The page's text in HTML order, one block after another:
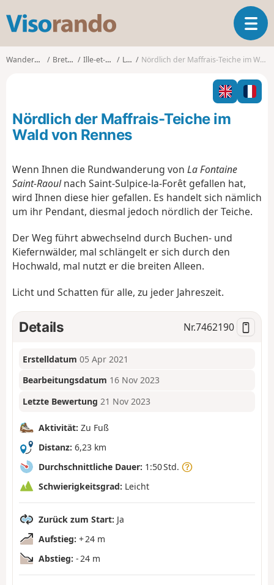
s
o
o
T
o
g
l
n
i
Wanderungen Bretagne Ille-et-Vilaine Liffré Nördlich der Maffrais-Teiche im Wald von Rennes
Nördlich der Maffrais-Teiche im
Wald von Rennes
Wenn Ihnen die Rundwanderung von La Fontaine
Saint-Raoulnach Saint-Sulpice-la-Forêt gefallen hat,
wird Ihnen diese hier gefallen. Es handelt sich nämlich
um ihr Pendant, diesmal jedoch nördlich der Teiche.
Der Weg führt abwechselnd durch Buchen- und
Kiefernwälder, mal schlängelt er sich durch den
Hochwald, mal nutzt er die breiten Alleen.
Licht und Schatten für alle, zu jeder Jahreszeit.
Details Nr.7462190
Erstelldatum 05 Apr 2021
Bearbeitungsdatum 16 Nov 2023
Letzte Bewertung 21 Nov 2023
Aktivität: Zu Fuß
Distanz: 6,23 km
Durchschnittliche Dauer: 1:50 Std.
Schwierigkeitsgrad: Leicht
Zurück zum Start: Ja
Aufstieg: + 24 m
Abstieg: - 24 m